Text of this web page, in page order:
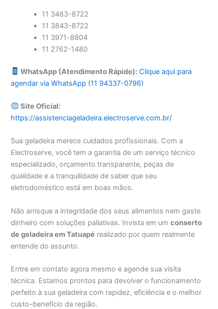
11 3483-8722
11 3843-8722
11 3971-8804
11 2762-1480
WhatsApp (Atendimento Rápido): Clique aqui para
agendar via WhatsApp (11 94337-0796)
Site Oficial:
https://assistenciageladeira.electroserve.com.br/
Sua geladeira merece cuidados profissionais. Com a
Electroserve, você tem a garantia de um serviço técnico
especializado, orçamento transparente, peças de
qualidade e a tranquilidade de saber que seu
eletrodoméstico está em boas mãos.
Não arrisque a integridade dos seus alimentos nem gaste
dinheiro com soluções paliativas. Invista em umconserto
de geladeira em Tatuapé realizado por quem realmente
entende do assunto.
Entre em contato agora mesmo e agende sua visita
técnica. Estamos prontos para devolver o funcionamento
perfeito à sua geladeira com rapidez, eficiência e o melhor
custo-benefício da região.